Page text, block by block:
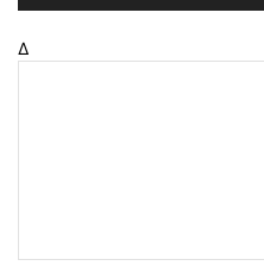
Δ